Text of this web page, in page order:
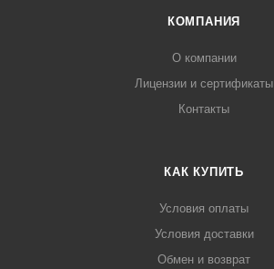
КОМПАНИЯ
О компании
Лицензии и сертификаты
Контакты
КАК КУПИТЬ
Условия оплаты
Условия доставки
Обмен и возврат